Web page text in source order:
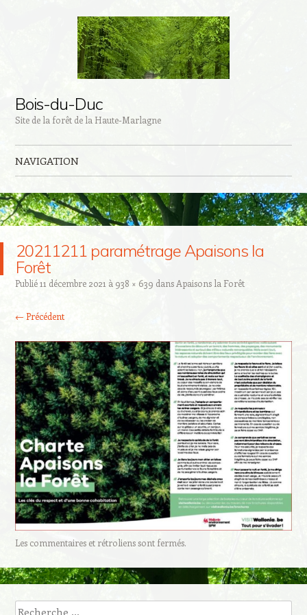
Bois-du-Duc
Site de la forêt de la Haute-Marlagne
NAVIGATION
20211211 paramétrage Apaisons la
Forêt
Publié11 décembre 2021 à 938 × 639 dans Apaisons la Forêt
← Précédent
Les commentaires et rétroliens sont fermés.
Recherche